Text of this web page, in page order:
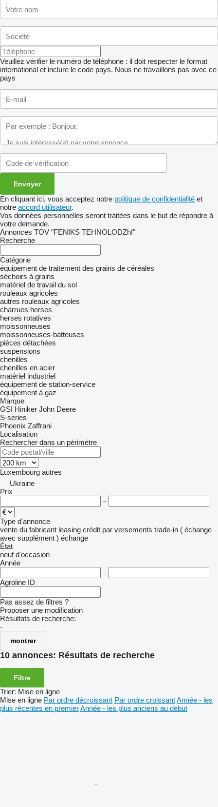
Veuillez vérifier le numéro de téléphone : il doit respecter le format
international et inclure le code pays. Nous ne travaillons pas avec ce
pays
En cliquant ici, vous acceptez notre politique de confidentialité et
notre accord utilisateur.
Vos données personnelles seront traitées dans le but de répondre à
votre demande.
Annonces TOV "FENIKS TEHNOLODZhI"
Recherche
Catégorie
équipement de traitement des grains de céréales
séchoirs à grains
matériel de travail du sol
rouleaux agricoles
autres rouleaux agricoles
charrues herses
herses rotatives
moissonneuses
moissonneuses-batteuses
pièces détachées
suspensions
chenilles
chenilles en acier
matériel industriel
équipement de station-service
équipement à gaz
Marque
GSI Hiniker John Deere
S-series
Phoenix Zaffrani
Localisation
Rechercher dans un périmètre
Luxembourg autres
Ukraine
Prix
–
Type d'annonce
vente du fabricant leasing crédit par versements trade-in ( échange
avec supplément ) échange
État
neuf d'occasion
Année
–
Agroline ID
Pas assez de filtres ?
Proposer une modification
Résultats de recherche:
-
montrer
10 annonces: Résultats de recherche
Filtre
Trier: Mise en ligne
Mise en ligne Par ordre décroissant Par ordre croissantAnnée - les
plus récentes en premierAnnée - les plus anciens au début